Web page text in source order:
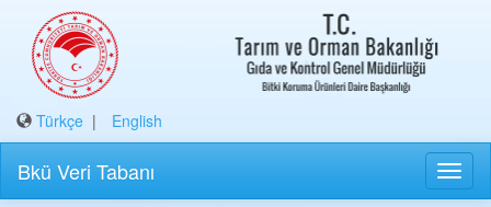
Türkçe | English
Bkü Veri Tabanı